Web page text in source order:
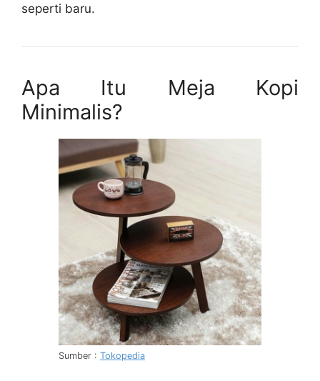
seperti baru.
Apa Itu Meja Kopi
Minimalis?
Sumber : Tokopedia